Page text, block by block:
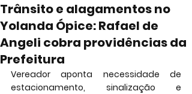
Trânsito e alagamentos no
Yolanda Ópice: Rafael de
Angeli cobra providências da
Prefeitura
Vereador aponta necessidade de
estacionamento, sinalização e